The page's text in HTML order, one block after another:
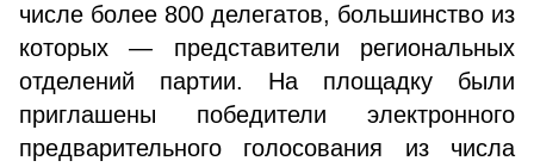
числе более 800 делегатов, большинство из
которых — представители региональных
отделений партии. На площадку были
приглашены победители электронного
предварительного голосования из числа